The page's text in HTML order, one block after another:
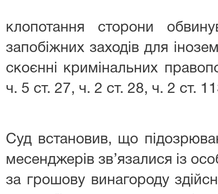
клопотання сторони
запобіжних заходів для
скоєнні кримінальних
ч. 5 ст. 27, ч. 2 ст. 28, ч. 2 ст.
Суд встановив, що
месенджерів зв’язалися із
за грошову винагороду